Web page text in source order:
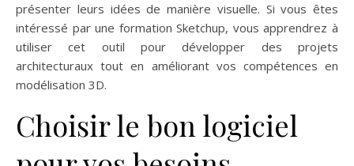
présenter leurs idées de manière visuelle. Si vous êtes
intéressé par une formation Sketchup, vous apprendrez à
utiliser cet outil pour développer des projets
architecturaux tout en améliorant vos compétences en
modélisation 3D.
Choisir le bon logiciel